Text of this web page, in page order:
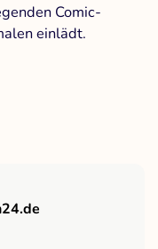
Comic-
einlädt.